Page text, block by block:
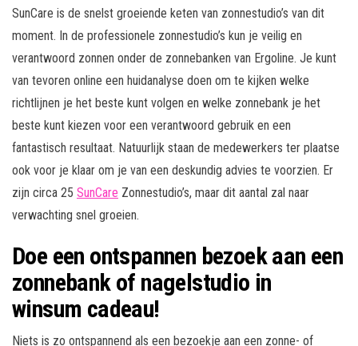
SunCare is de snelst groeiende keten van zonnestudio’s van dit
moment. In de professionele zonnestudio’s kun je veilig en
verantwoord zonnen onder de zonnebanken van Ergoline. Je kunt
van tevoren online een huidanalyse doen om te kijken welke
richtlijnen je het beste kunt volgen en welke zonnebank je het
beste kunt kiezen voor een verantwoord gebruik en een
fantastisch resultaat. Natuurlijk staan de medewerkers ter plaatse
ook voor je klaar om je van een deskundig advies te voorzien. Er
zijn circa 25 SunCare Zonnestudio’s, maar dit aantal zal naar
verwachting snel groeien.
Doe een ontspannen bezoek aan een
zonnebank of nagelstudio in
winsum cadeau!
Niets is zo ontspannend als een bezoekje aan een zonne- of